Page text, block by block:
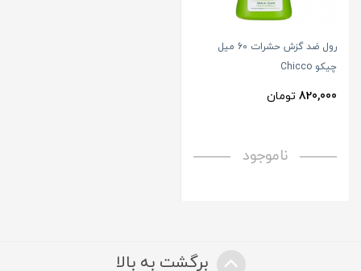
رول ضد گزش حشرات 60 میل
چیکو Chicco
820,000 تومان
ناموجود
برگشت به بالا